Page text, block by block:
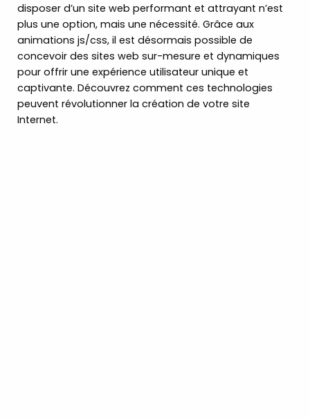
disposer d’un site web performant et attrayant n’est
plus une option, mais une nécessité. Grâce aux
animations js/css, il est désormais possible de
concevoir des sites web sur-mesure et dynamiques
pour offrir une expérience utilisateur unique et
captivante. Découvrez comment ces technologies
peuvent révolutionner la création de votre site
Internet.